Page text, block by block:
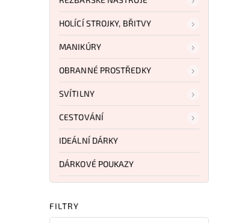
HOLÍCÍ STROJKY, BŘITVY
MANIKÚRY
OBRANNÉ PROSTŘEDKY
SVÍTILNY
CESTOVÁNÍ
IDEÁLNÍ DÁRKY
DÁRKOVÉ POUKAZY
FILTRY